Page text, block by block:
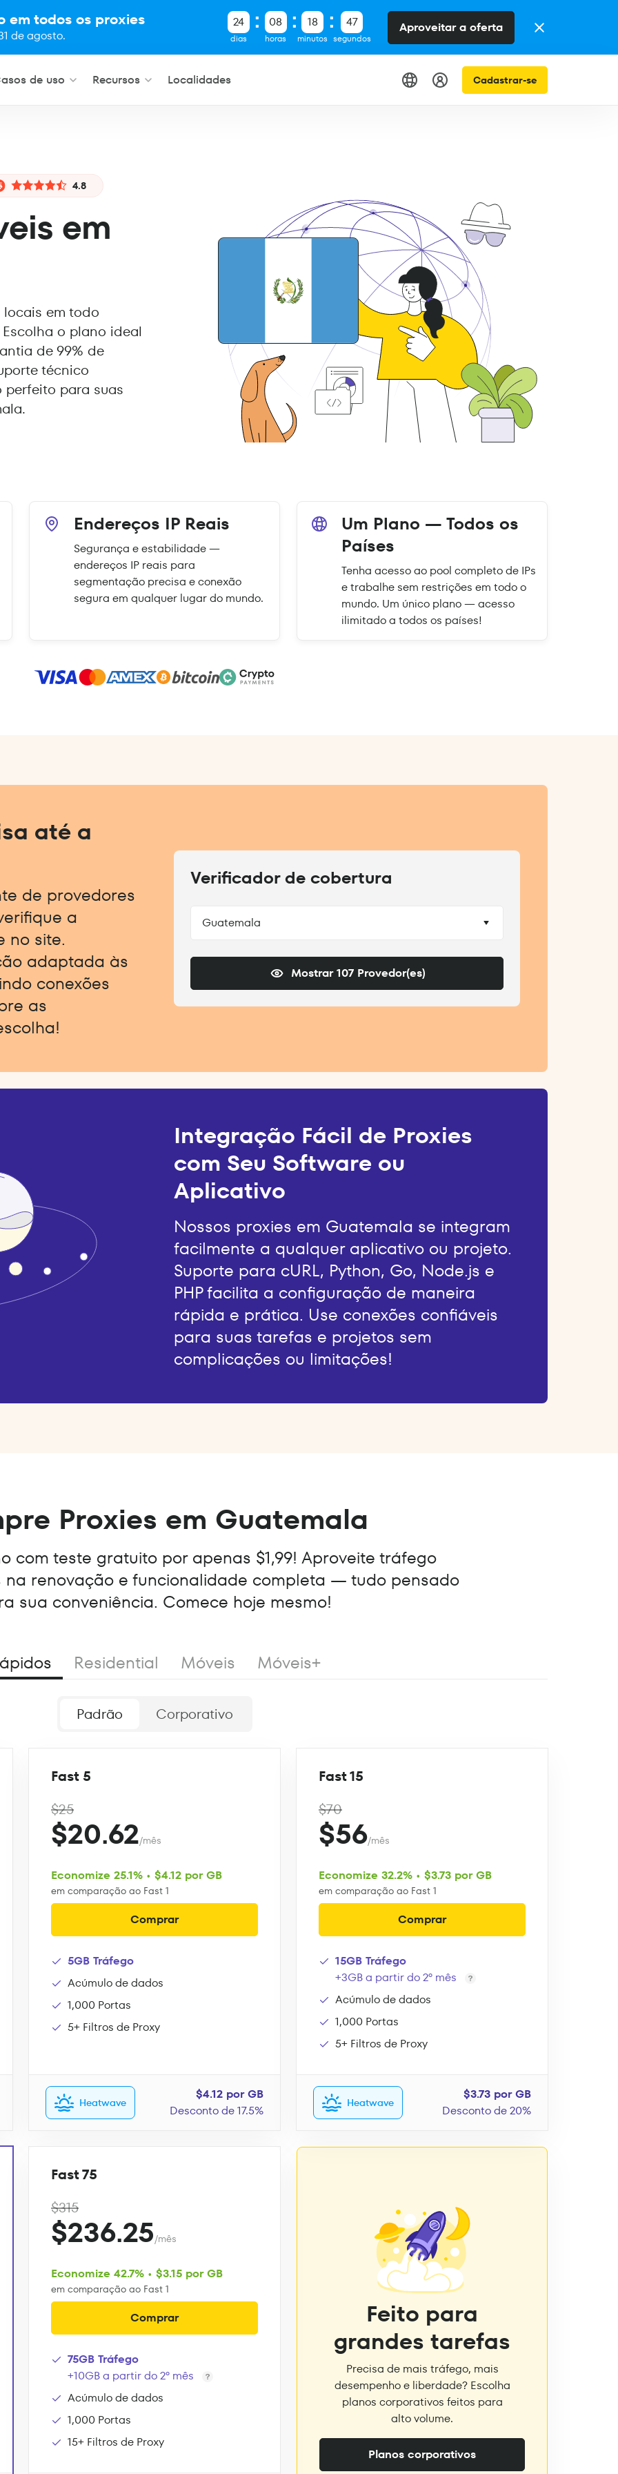
em todos os proxies
de agosto.
24
dias
08
horas
18
minutos
46
segundos
Aproveitar a oferta
de uso Recursos Localidades Cadastrar-se
4.8
em
em todo
o plano ideal
de 99% de
técnico
para suas
Endereços IP Reais
Segurança e estabilidade —
endereços IP reais para
segmentação precisa e conexão
segura em qualquer lugar do mundo.
Um Plano — Todos os
Países
Tenha acesso ao pool completo de IPs
e trabalhe sem restrições em todo o
mundo. Um único plano — acesso
ilimitado a todos os países!
até a
de provedores
a
no site.
adaptada às
conexões
as
Verificador de cobertura
Guatemala
Mostrar 107 Provedor(es)
Integração Fácil de Proxies
com Seu Software ou
Aplicativo
Nossos proxies em Guatemala se integram
facilmente a qualquer aplicativo ou projeto.
Suporte para cURL, Python, Go, Node.js e
PHP facilita a configuração de maneira
rápida e prática. Use conexões confiáveis
para suas tarefas e projetos sem
complicações ou limitações!
Proxies em Guatemala
com teste gratuito por apenas $1,99! Aproveite tráfego
na renovação e funcionalidade completa — tudo pensado
sua conveniência. Comece hoje mesmo!
Residential Móveis Móveis+
Padrão Corporativo
Fast 5
$25
$20.62/mês
Economize 25.1% • $4.12 por GB
em comparação ao Fast 1
Comprar
5GB Tráfego
Acúmulo de dados
1,000 Portas
5+ Filtros de Proxy
Heatwave
$4.12 por GB
Desconto de 17.5%
Fast 15
$70
$56/mês
Economize 32.2% • $3.73 por GB
em comparação ao Fast 1
Comprar
15GB Tráfego
+3GB a partir do 2º mês
Acúmulo de dados
1,000 Portas
5+ Filtros de Proxy
Heatwave
$3.73 por GB
Desconto de 20%
Fast 75
$315
$236.25/mês
Economize 42.7% • $3.15 por GB
em comparação ao Fast 1
Comprar
75GB Tráfego
+10GB a partir do 2º mês
Acúmulo de dados
1,000 Portas
15+ Filtros de Proxy
Feito para
grandes tarefas
Precisa de mais tráfego, mais
desempenho e liberdade? Escolha
planos corporativos feitos para
alto volume.
Planos corporativos